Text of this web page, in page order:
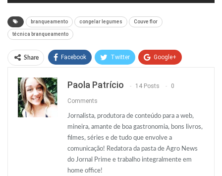
branqueamento congelar legumes Couve flor
técnica branqueamento
Share Facebook Twitter Google+
O email
Paola Patrício 14 Posts 0
Comments
Jornalista, produtora de conteúdo para a web,
mineira, amante de boa gastronomia, bons livros,
filmes, séries e de tudo que envolve a
comunicação! Redatora da pasta de Agro News
do Jornal Prime e trabalho integralmente em
home office!